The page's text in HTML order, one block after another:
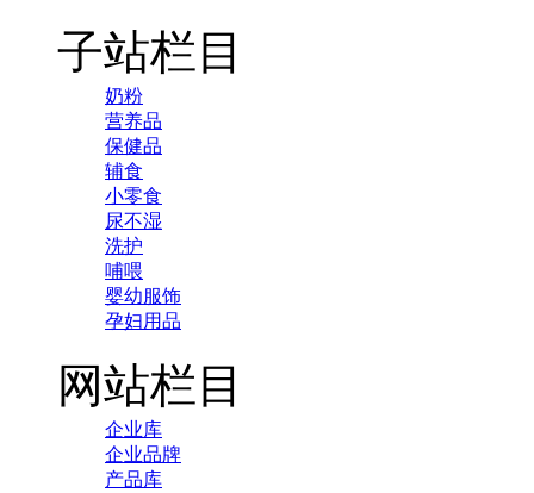
子站栏目
奶粉
营养品
保健品
辅食
小零食
尿不湿
洗护
哺喂
婴幼服饰
孕妇用品
网站栏目
企业库
企业品牌
产品库